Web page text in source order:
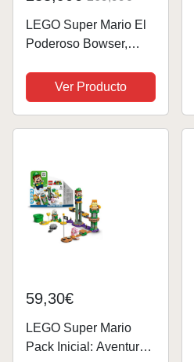
LEGO Super Mario El
Poderoso Bowser,
Construir, Figura
Articulada, Casa
Decoración,
para Adultos 71411
Ver Producto
59,30€
LEGO Super Mario
Pack Inicial: Aventuras